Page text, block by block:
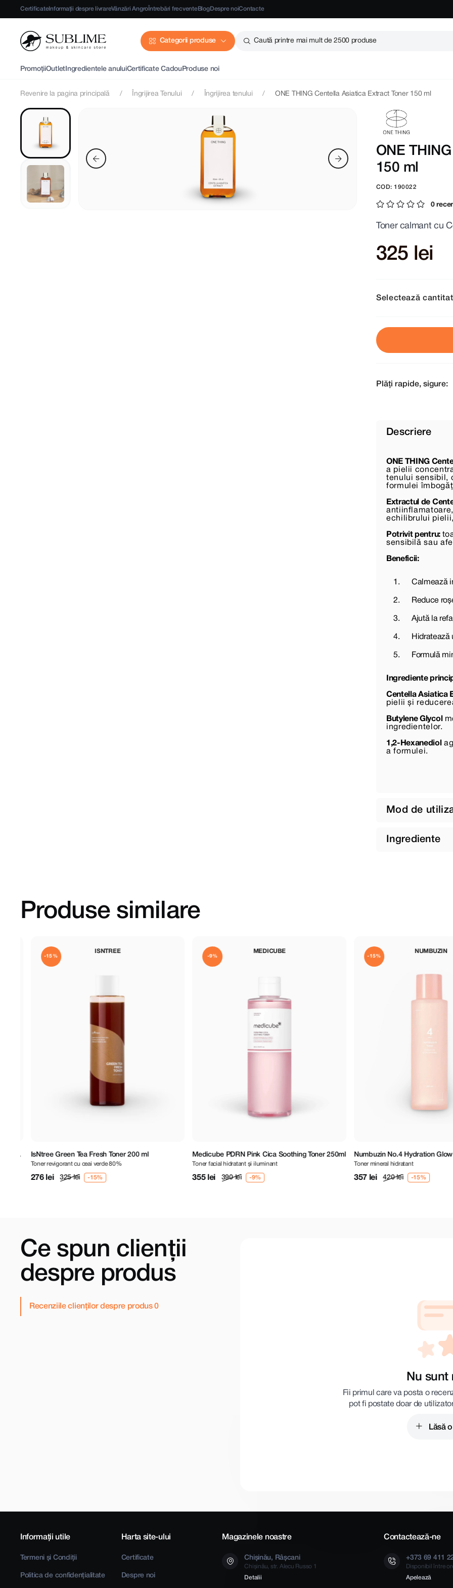
CertificateInformații despre livrareVânzări Angro Întrebări frecventeBlogDespre noiContacte
Categorii produse Caută printre mai mult de 2500 produse
PromoțiiOutlet Ingredientele anuluiCertificate CadouProduse noi
Revenire la pagina principală Îngrijirea Tenului Îngrijirea tenului ONE THING Centella Asiatica Extract Toner 150 ml
ONE
150 ml
COD: 190022
0
Toner calmant cu
325 lei
Selectează
Plăți rapide, sigure:
Descriere
ONE THING
a pielii
tenului sensibil,
formulei
Extractul de
echilibrului
Potrivit pentru:
sensibilă sau
Beneficii:
Calmează
Reduce
Ajută la
Hidratează
Formulă
Ingrediente
Centella Asiatica
pielii și
Butylene Glycol
ingredientelor.
1,2-Hexanediol
a formulei.
Mod de
Ingrediente
Produse similare
ISNTREE
-15%
IsNtree Green Tea Fresh Toner 200 ml
Toner revigorant cu ceai verde 80%
276 lei 325 lei
MEDICUBE
-9%
Medicube PDRN Pink Cica Soothing Toner 250ml
Toner facial hidratant și iluminant
355 lei 390 lei
NUMBUZIN
-15%
Numbuzin No.4 Hydration Glow
200 ml
Toner mineral hidratant
357 lei 420 lei
Ce spun clienții
despre produs
Recenziile clienților despre produs
Nu sunt
Fii primul care va posta o
pot fi postate doar de
Lăsă
Informații utile
Termeni și Condiții
Politica de confidențialitate
Harta site-ului
Certificate
Despre noi
Magazinele noastre
Chișinău, Râșcani
Chișinău, str. Alecu Russo 1
Detalii
Contactează-ne
+373 69 411
Disponibil între
Apelează